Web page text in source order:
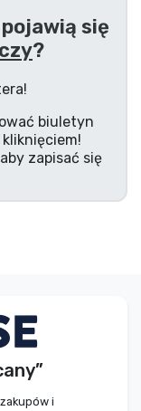
się
?
biuletyn
aby zapisać się
i